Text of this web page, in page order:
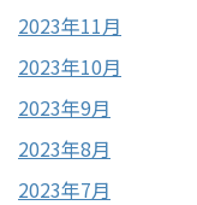
2023年11月
2023年10月
2023年9月
2023年8月
2023年7月